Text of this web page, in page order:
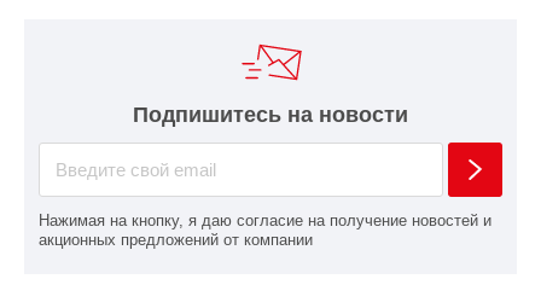
Подпишитесь на новости
Нажимая на кнопку, я даю согласие на получение новостей и
акционных предложений от компании